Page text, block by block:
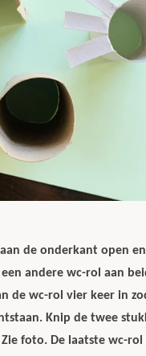
de onderkant open
andere wc-rol aan
de wc-rol vier keer in
Knip de twee
foto. De laatste wc-rol